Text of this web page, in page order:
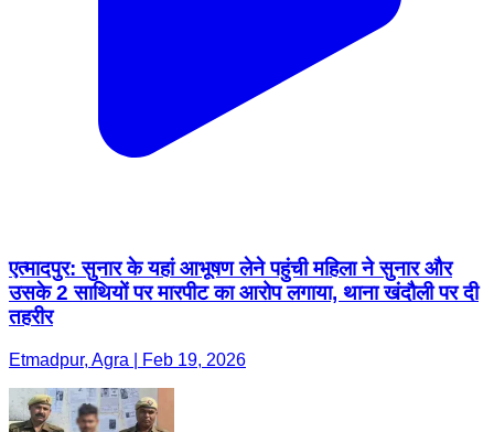
एत्मादपुर: सुनार के यहां आभूषण लेने पहुंची महिला ने सुनार और
उसके 2 साथियों पर मारपीट का आरोप लगाया, थाना खंदौली पर दी
तहरीर
Etmadpur, Agra | Feb 19, 2026